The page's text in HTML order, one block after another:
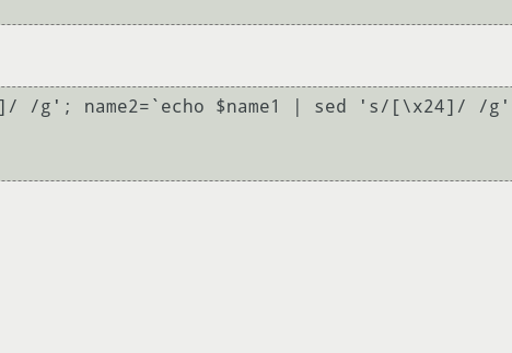
/g'; name2=`echo $name1 | sed 's/[\x24]/ /